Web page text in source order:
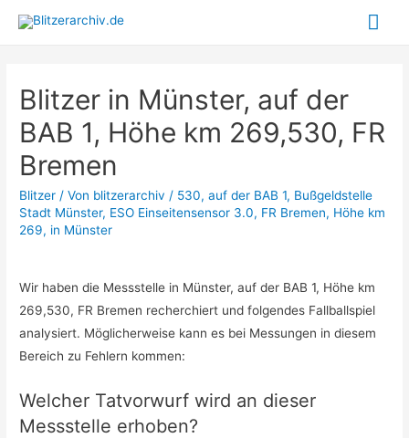
Blitzer in Münster, auf der
BAB 1, Höhe km 269,530, FR
Bremen
Blitzer / Von blitzerarchiv / 530,auf der BAB 1, Bußgeldstelle
Stadt Münster, ESO Einseitensensor 3.0, FR Bremen, Höhe km
269, in Münster
Wir haben die Messstelle in Münster, auf der BAB 1, Höhe km
269,530, FR Bremen recherchiert und folgendes Fallballspiel
analysiert. Möglicherweise kann es bei Messungen in diesem
Bereich zu Fehlern kommen:
Welcher Tatvorwurf wird an dieser
Messstelle erhoben?